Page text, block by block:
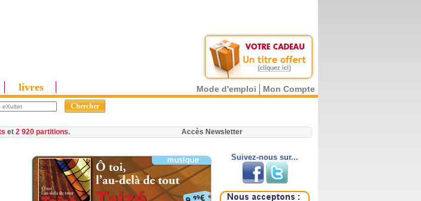
livres Mode d'emploi Mon Compte
et 2 920 partitions. Accès Newsletter
Suivez-nous sur...